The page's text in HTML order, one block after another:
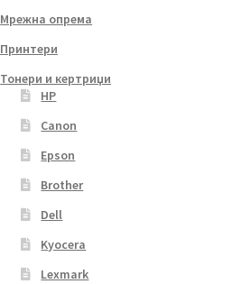
Мрежна опрема
Принтери
Тонери и кертриџи
HP
Canon
Epson
Brother
Dell
Kyocera
Lexmark